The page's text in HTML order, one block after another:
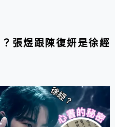
張煜跟陳復妍是徐經